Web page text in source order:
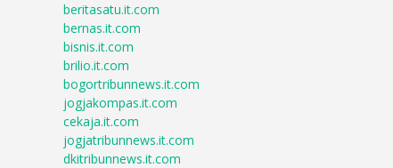
beritasatu.it.com
bernas.it.com
bisnis.it.com
brilio.it.com
bogortribunnews.it.com
jogjakompas.it.com
cekaja.it.com
jogjatribunnews.it.com
dkitribunnews.it.com